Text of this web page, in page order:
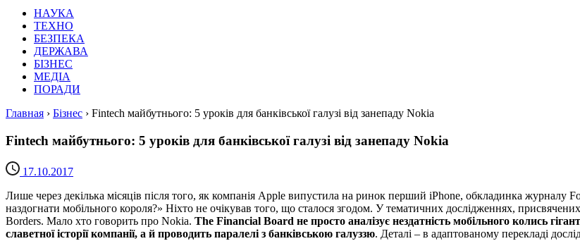
НАУКА
ТЕХНО
БЕЗПЕКА
ДЕРЖАВА
БІЗНЕС
МЕДІА
ПОРАДИ
Главная › Бізнес › Fintech майбутнього: 5 уроків для банківської галузі від занепаду Nokia
Fintech майбутнього: 5 уроків для банківської галузі від занепаду Nokia
17.10.2017
Лише через декілька місяців після того, як компанія Apple випустила на ринок перший iPhone, обкладинка журналу
наздогнати мобільного короля?» Ніхто не очікував того, що сталося згодом. У тематичних дослідженнях,
Borders. Мало хто говорить про Nokia. The Financial Board не просто аналізує нездатність мобільного колись
славетної історії компанії, а й проводить паралелі з банківською галуззю. Деталі – в адаптованому перекладі